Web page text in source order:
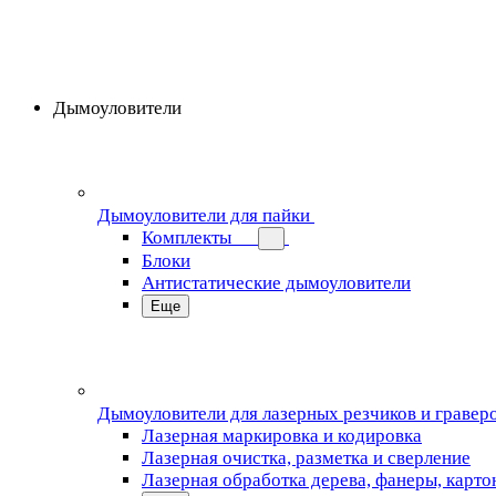
Дымоуловители
Дымоуловители для пайки
Комплекты
Блоки
Антистатические дымоуловители
Еще
Дымоуловители для лазерных резчиков и
Лазерная маркировка и кодировка
Лазерная очистка, разметка и сверление
Лазерная обработка дерева, фанеры,